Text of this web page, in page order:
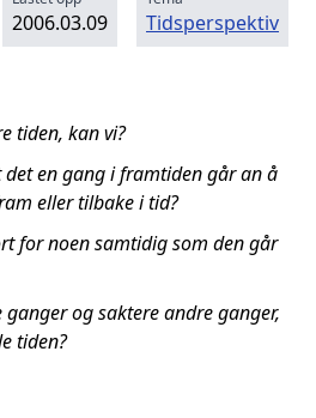
2006.03.09 Tidsperspektiv
tiden, kan vi?
en gang i framtiden går an å
eller tilbake i tid?
for noen samtidig som den går
og saktere andre ganger,
tiden?